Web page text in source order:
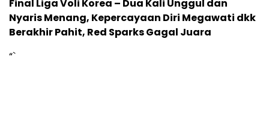
Final Liga Voli Korea – Dua Kali Unggul dan
Nyaris Menang, Kepercayaan Diri Megawati dkk
Berakhir Pahit, Red Sparks Gagal Juara
“`